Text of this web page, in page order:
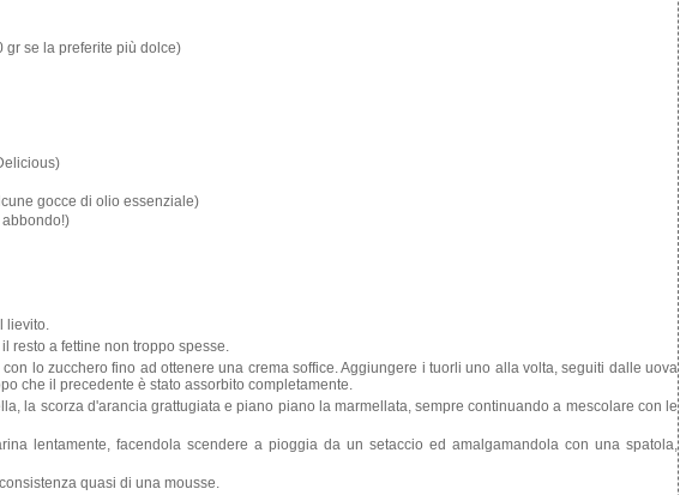
gr se la preferite più dolce)
gocce di olio essenziale)
lievito.
resto a fettine non troppo spesse.
lo zucchero fino ad ottenere una crema soffice. Aggiungere i tuorli uno alla volta, seguiti dalle uova
che il precedente è stato assorbito completamente.
la scorza d'arancia grattugiata e piano piano la marmellata, sempre continuando a mescolare con le
lentamente, facendola scendere a pioggia da un setaccio ed amalgamandola con una spatola,
quasi di una mousse.